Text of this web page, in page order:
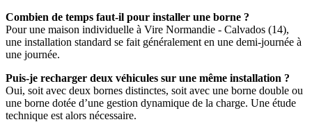
Combien de temps faut-il pour installer une borne ?
Pour une maison individuelle à Vire Normandie - Calvados (14),
une installation standard se fait généralement en une demi-journée à
une journée.
Puis-je recharger deux véhicules sur une même installation ?
Oui, soit avec deux bornes distinctes, soit avec une borne double ou
une borne dotée d’une gestion dynamique de la charge. Une étude
technique est alors nécessaire.